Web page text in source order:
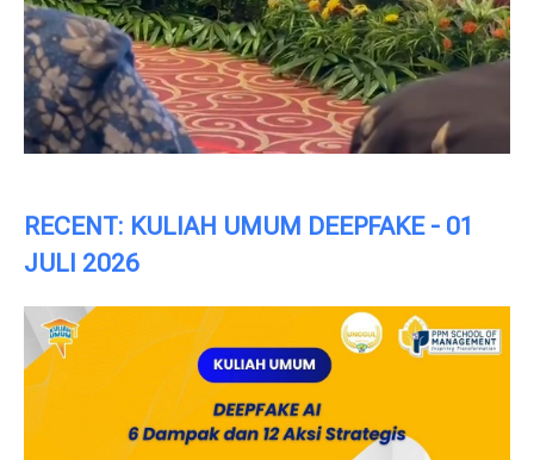
RECENT: KULIAH UMUM DEEPFAKE - 01
JULI 2026